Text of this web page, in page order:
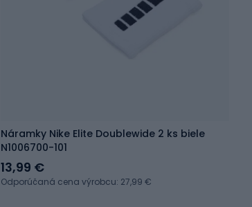
Náramky Nike Elite Doublewide 2 ks biele
N1006700-101
13,99 €
Odporúčaná cena výrobcu: 27,99 €